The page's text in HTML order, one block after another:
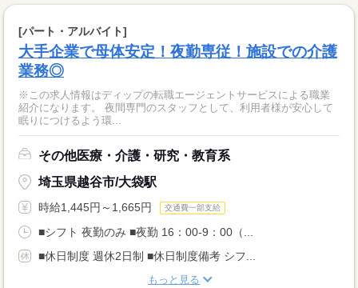
[パート・アルバイト]
大手企業で母体安定！夜勤専従！施設での介護
業務◎
※この求人情報はディップの転職エージェントサービスによる職業
紹介になります。 夜間専門のスタッフとして、利用者様が安心して
眠りにつけるよう環...
その他医療・介護・研究・教育系
埼玉県越谷市/大袋駅
時給1,445円～1,665円 交通費一部支給
■シフト 夜勤のみ ■夜勤 16：00-9：00（...
■休日制度 週休2日制 ■休日制度備考 シフ...
もっと見る